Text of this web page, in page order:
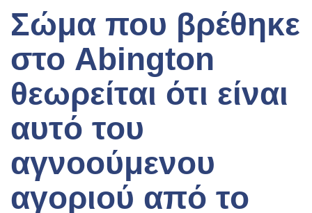
Σώμα που βρέθηκε
στο Abington
θεωρείται ότι είναι
αυτό του
αγνοούμενου
αγοριού από το